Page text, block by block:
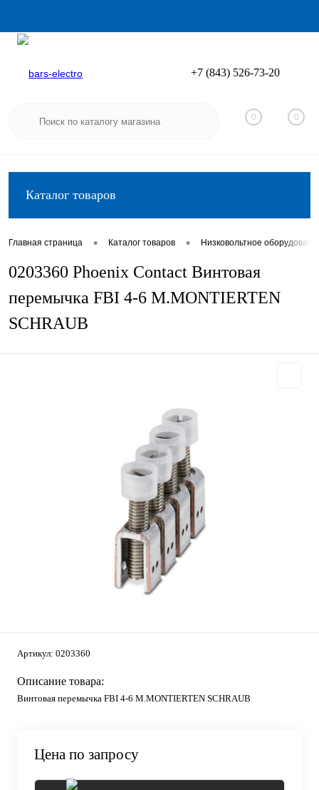
Вход
+7 (843) 526-73-20
0 0
Каталог товаров
Главная страница • Каталог товаров • Низковольтное
0203360 Phoenix Contact Винтовая
перемычка FBI 4-6 M.MONTIERTEN
SCHRAUB
Артикул: 0203360
Описание товара:
Винтовая перемычка FBI 4-6 M.MONTIERTEN SCHRAUB
Цена по запросу